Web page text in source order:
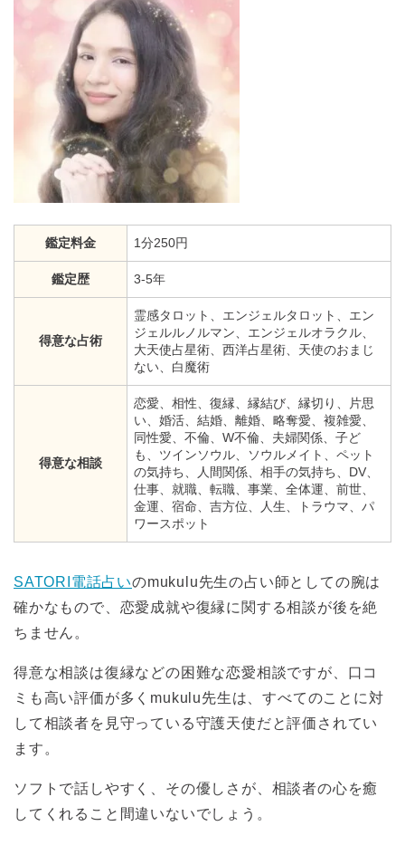
鑑定料金 1分250円
鑑定歴 3-5年
得意な占術
霊感タロット、エンジェルタロット、エン
ジェルルノルマン、エンジェルオラクル、
大天使占星術、西洋占星術、天使のおまじ
ない、白魔術
得意な相談
恋愛、相性、復縁、縁結び、縁切り、片思
い、婚活、結婚、離婚、略奪愛、複雑愛、
同性愛、不倫、W不倫、夫婦関係、子ど
も、ツインソウル、ソウルメイト、ペット
の気持ち、人間関係、相手の気持ち、DV、
仕事、就職、転職、事業、全体運、前世、
金運、宿命、吉方位、人生、トラウマ、パ
ワースポット
SATORI電話占いのmukulu先生の占い師としての腕は
確かなもので、恋愛成就や復縁に関する相談が後を絶
ちません。
得意な相談は復縁などの困難な恋愛相談ですが、口コ
ミも高い評価が多くmukulu先生は、すべてのことに対
して相談者を見守っている守護天使だと評価されてい
ます。
ソフトで話しやすく、その優しさが、相談者の心を癒
してくれること間違いないでしょう。